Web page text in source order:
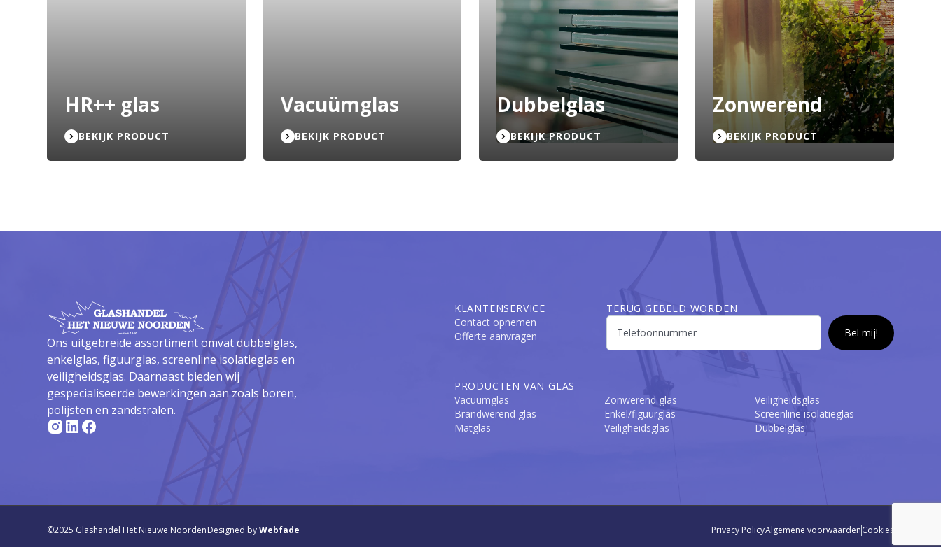
HR++ glas
BEKIJK PRODUCT
Vacuümglas
BEKIJK PRODUCT
Dubbelglas
BEKIJK PRODUCT
Zonwerend
BEKIJK PRODUCT
Ons uitgebreide assortiment omvat dubbelglas,
enkelglas, figuurglas, screenline isolatieglas en
veiligheidsglas. Daarnaast bieden wij
gespecialiseerde bewerkingen aan zoals boren,
polijsten en zandstralen.
KLANTENSERVICE
Contact opnemen
Offerte aanvragen
TERUG GEBELD WORDEN
PRODUCTEN VAN GLAS
Vacuümglas
Brandwerend glas
Matglas
Zonwerend glas
Enkel/figuurglas
Veiligheidsglas
Veiligheidsglas
Screenline isolatieglas
Dubbelglas
©2025 Glashandel Het Nieuwe NoordenDesigned byWebfade Privacy PolicyAlgemene voorwaardenCookies